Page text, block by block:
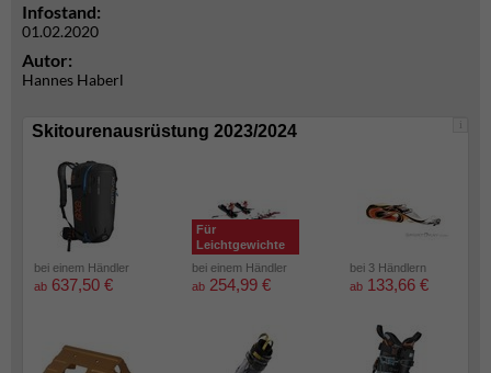
Infostand:
01.02.2020
Autor:
Hannes Haberl
i
Skitourenausrüstung 2023/2024
bei einem Händler
ab 637,50 €
Für
Leichtgewichte
bei einem Händler
ab 254,99 €
bei 3 Händlern
ab 133,66 €